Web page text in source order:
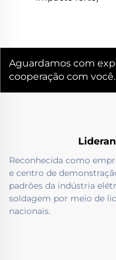
Aguardamos com
cooperação com você.
Reconhecida como
e centro de
padrões da indústria
soldagem por meio de
nacionais.